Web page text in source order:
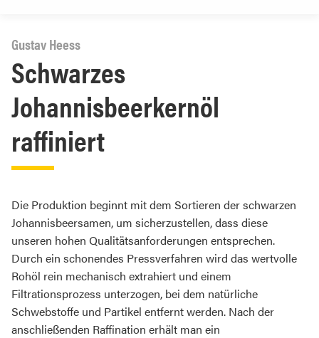
Schwarzes
Johannisbeerkernöl
raffiniert
Gustav Heess
Die Produktion beginnt mit dem Sortieren der schwarzen
Johannisbeersamen, um sicherzustellen, dass diese
unseren hohen Qualitätsanforderungen entsprechen.
Durch ein schonendes Pressverfahren wird das wertvolle
Rohöl rein mechanisch extrahiert und einem
Filtrationsprozess unterzogen, bei dem natürliche
Schwebstoffe und Partikel entfernt werden. Nach der
anschließenden Raffination erhält man ein